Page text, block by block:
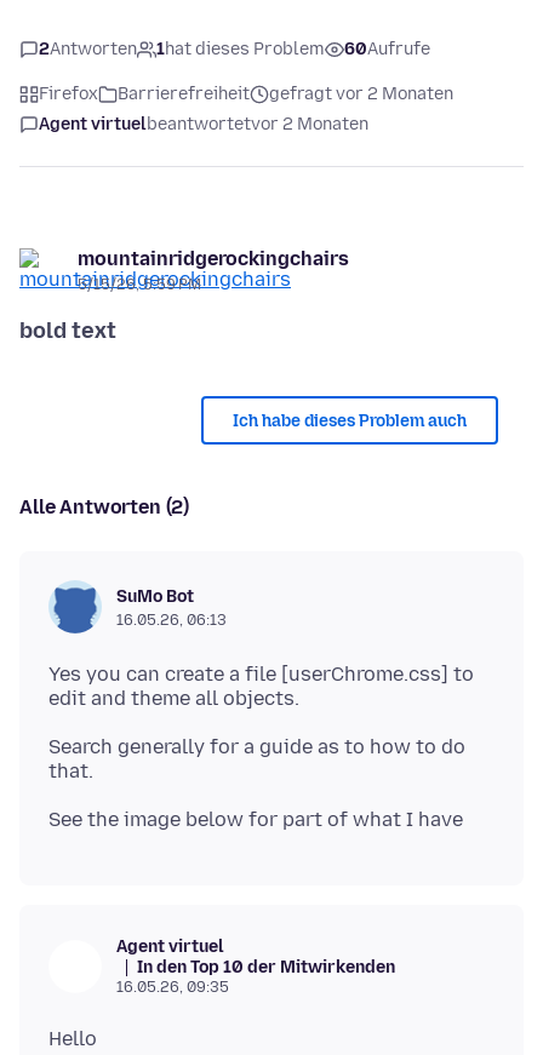
2Antworten 1hat dieses Problem 60Aufrufe
Firefox Barrierefreiheit
gefragt vor 2 Monaten
Agent virtuelbeantwortetvor 2 Monaten
mountainridgerockingchairs
5/15/26, 5:59 PM
bold text
Ich habe dieses Problem auch
Alle Antworten (2)
SuMo Bot
16.05.26, 06:13
Yes you can create a file [userChrome.css] to
Search generally for a guide as to how to do
Agent virtuel
In den Top 10 der Mitwirkenden
16.05.26, 09:35